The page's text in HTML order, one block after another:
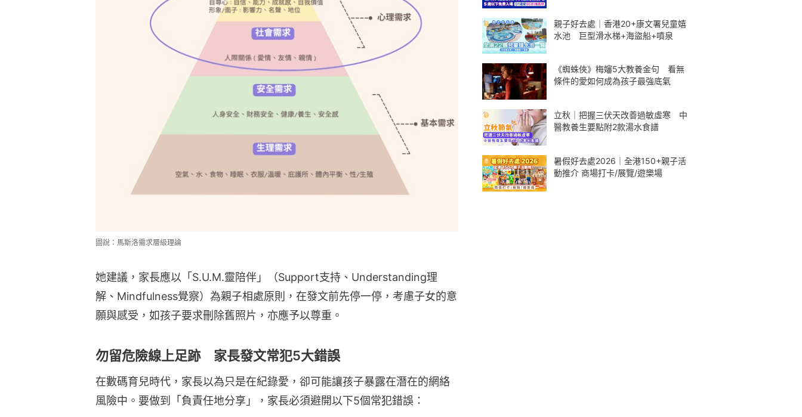
圖說：馬斯洛需求層級理論
她建議，家長應以「S.U.M.靈陪伴」（Support支持、Understanding理
解、Mindfulness覺察）為親子相處原則，在發文前先停一停，考慮子女的意
願與感受，如孩子要求刪除舊照片，亦應予以尊重。
勿留危險線上足跡 家長發文常犯5大錯誤
在數碼育兒時代，家長以為只是在紀錄愛，卻可能讓孩子暴露在潛在的網絡
風險中。要做到「負責任地分享」，家長必須避開以下5個常犯錯誤：
親子好去處｜香港20+康文署兒童嬉
水池 巨型滑水梯+海盜船+噴泉
《蜘蛛俠》梅嬸5大教養金句 看無
條件的愛如何成為孩子最強底氣
立秋｜把握三伏天改善過敏虛寒 中
醫教養生要點附2款湯水食譜
暑假好去處2026｜全港150+親子活
動推介 商場打卡/展覽/遊樂場